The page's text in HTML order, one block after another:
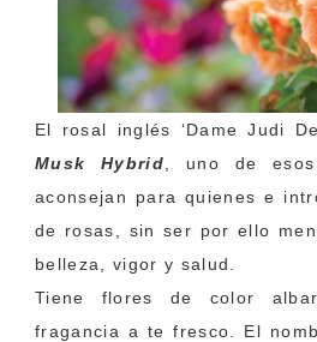
El rosal inglés ‘Dame Judi
Musk Hybrid , uno de
aconsejan para quienes e
de rosas, sin ser por ello
belleza, vigor y salud.
Tiene flores de color
fragancia a te fresco. El